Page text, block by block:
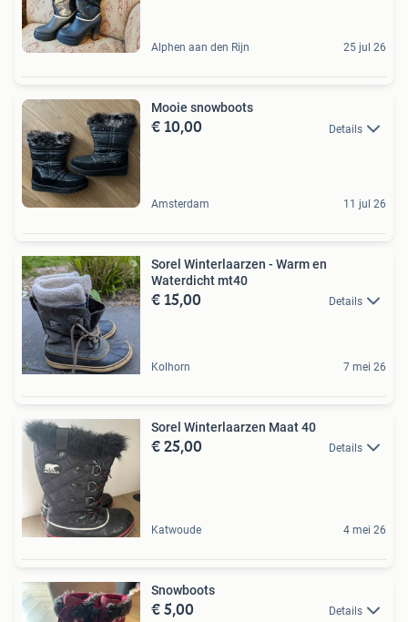
Alphen aan den Rijn 25 jul 26
Mooie snowboots
€ 10,00 Details
Amsterdam 11 jul 26
Sorel Winterlaarzen - Warm en
Waterdicht mt40
€ 15,00 Details
Kolhorn 7 mei 26
Sorel Winterlaarzen Maat 40
€ 25,00 Details
Katwoude 4 mei 26
Snowboots
€ 5,00 Details